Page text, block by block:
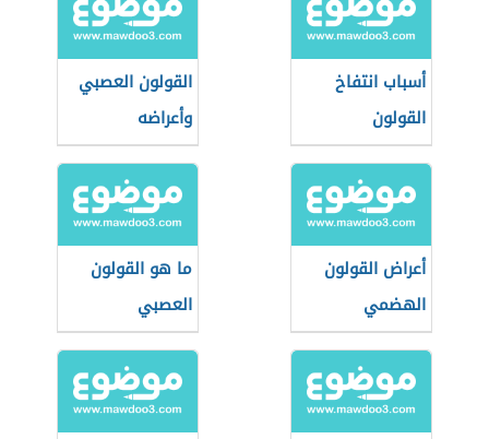
أسباب انتفاخ
القولون
القولون العصبي
وأعراضه
أعراض القولون
الهضمي
ما هو القولون
العصبي